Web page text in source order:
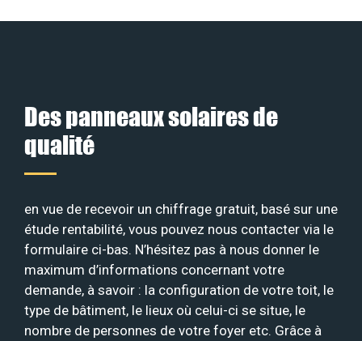
Des panneaux solaires de
qualité
en vue de recevoir un chiffrage gratuit, basé sur une
étude rentabilité, vous pouvez nous contacter via le
formulaire ci-bas. N’hésitez pas à nous donner le
maximum d’informations concernant votre
demande, à savoir : la configuration de votre toit, le
type de bâtiment, le lieux où celui-ci se situe, le
nombre de personnes de votre foyer etc. Grâce à